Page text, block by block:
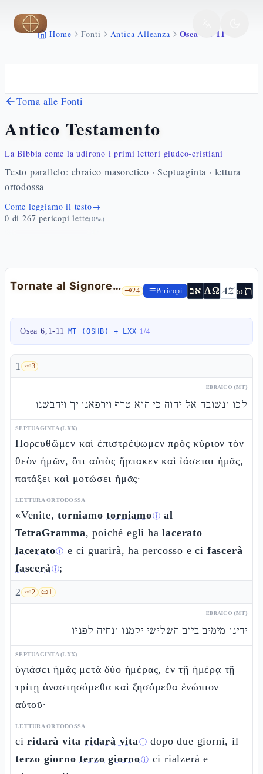
Vai al contenuto principale
Home Fonti Antica Alleanza Osea 6 1 11
Torna alle Fonti
Antico Testamento
La Bibbia come la udirono i primi lettori giudeo-cristiani
Testo parallelo: ebraico masoretico · Septuaginta · lettura
ortodossa
Come leggiamo il testo→
0 di 267 pericopi lette(0%)
Tornate al Signore: chèsed e non sacrificio — Os 6,1-11 🗝️24 Pericopi אב ΑΩ AZωת
Osea 6,1-11 · MT (OSHB) + LXX· 1/4
1 🗝️3
EBRAICO (MT)
לכו ונשובה אל יהוה כי הוא טרף וירפאנו יך ויחבשנו
SEPTUAGINTA (LXX)
Πορευθῶμεν καὶ ἐπιστρέψωμεν πρὸς κύριον τὸν
θεὸν ἡμῶν, ὅτι αὐτὸς ἥρπακεν καὶ ἰάσεται ἡμᾶς,
πατάξει καὶ μοτώσει ἡμᾶς·
LETTURA ORTODOSSA
«Venite,torniamo torniamoⓘ al
TetraGramma, poiché egli halacerato
laceratoⓘ e ci guarirà, ha percosso e ci fascerà
fasceràⓘ;
2 🗝️2 📜1
EBRAICO (MT)
יחינו מימים ביום השלישי יקמנו ונחיה לפניו
SEPTUAGINTA (LXX)
ὑγιάσει ἡμᾶς μετὰ δύο ἡμέρας, ἐν τῇ ἡμέρᾳ τῇ
τρίτῃ ἀναστησόμεθα καὶ ζησόμεθα ἐνώπιον
αὐτοῦ·
LETTURA ORTODOSSA
ciridarà vita ridarà vitaⓘ dopo due giorni, il
terzo giorno terzo giornoⓘ ci rialzerà e